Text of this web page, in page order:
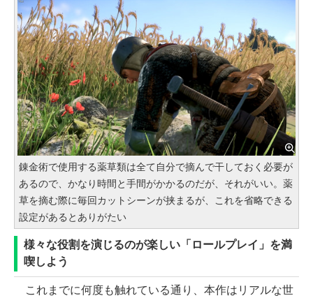
錬金術で使用する薬草類は全て自分で摘んで干しておく必要が
あるので、かなり時間と手間がかかるのだが、それがいい。薬
草を摘む際に毎回カットシーンが挟まるが、これを省略できる
設定があるとありがたい
様々な役割を演じるのが楽しい「ロールプレイ」を満
喫しよう
これまでに何度も触れている通り、本作はリアルな世